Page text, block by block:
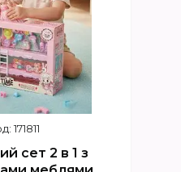
171811
сет 2 в 1 з